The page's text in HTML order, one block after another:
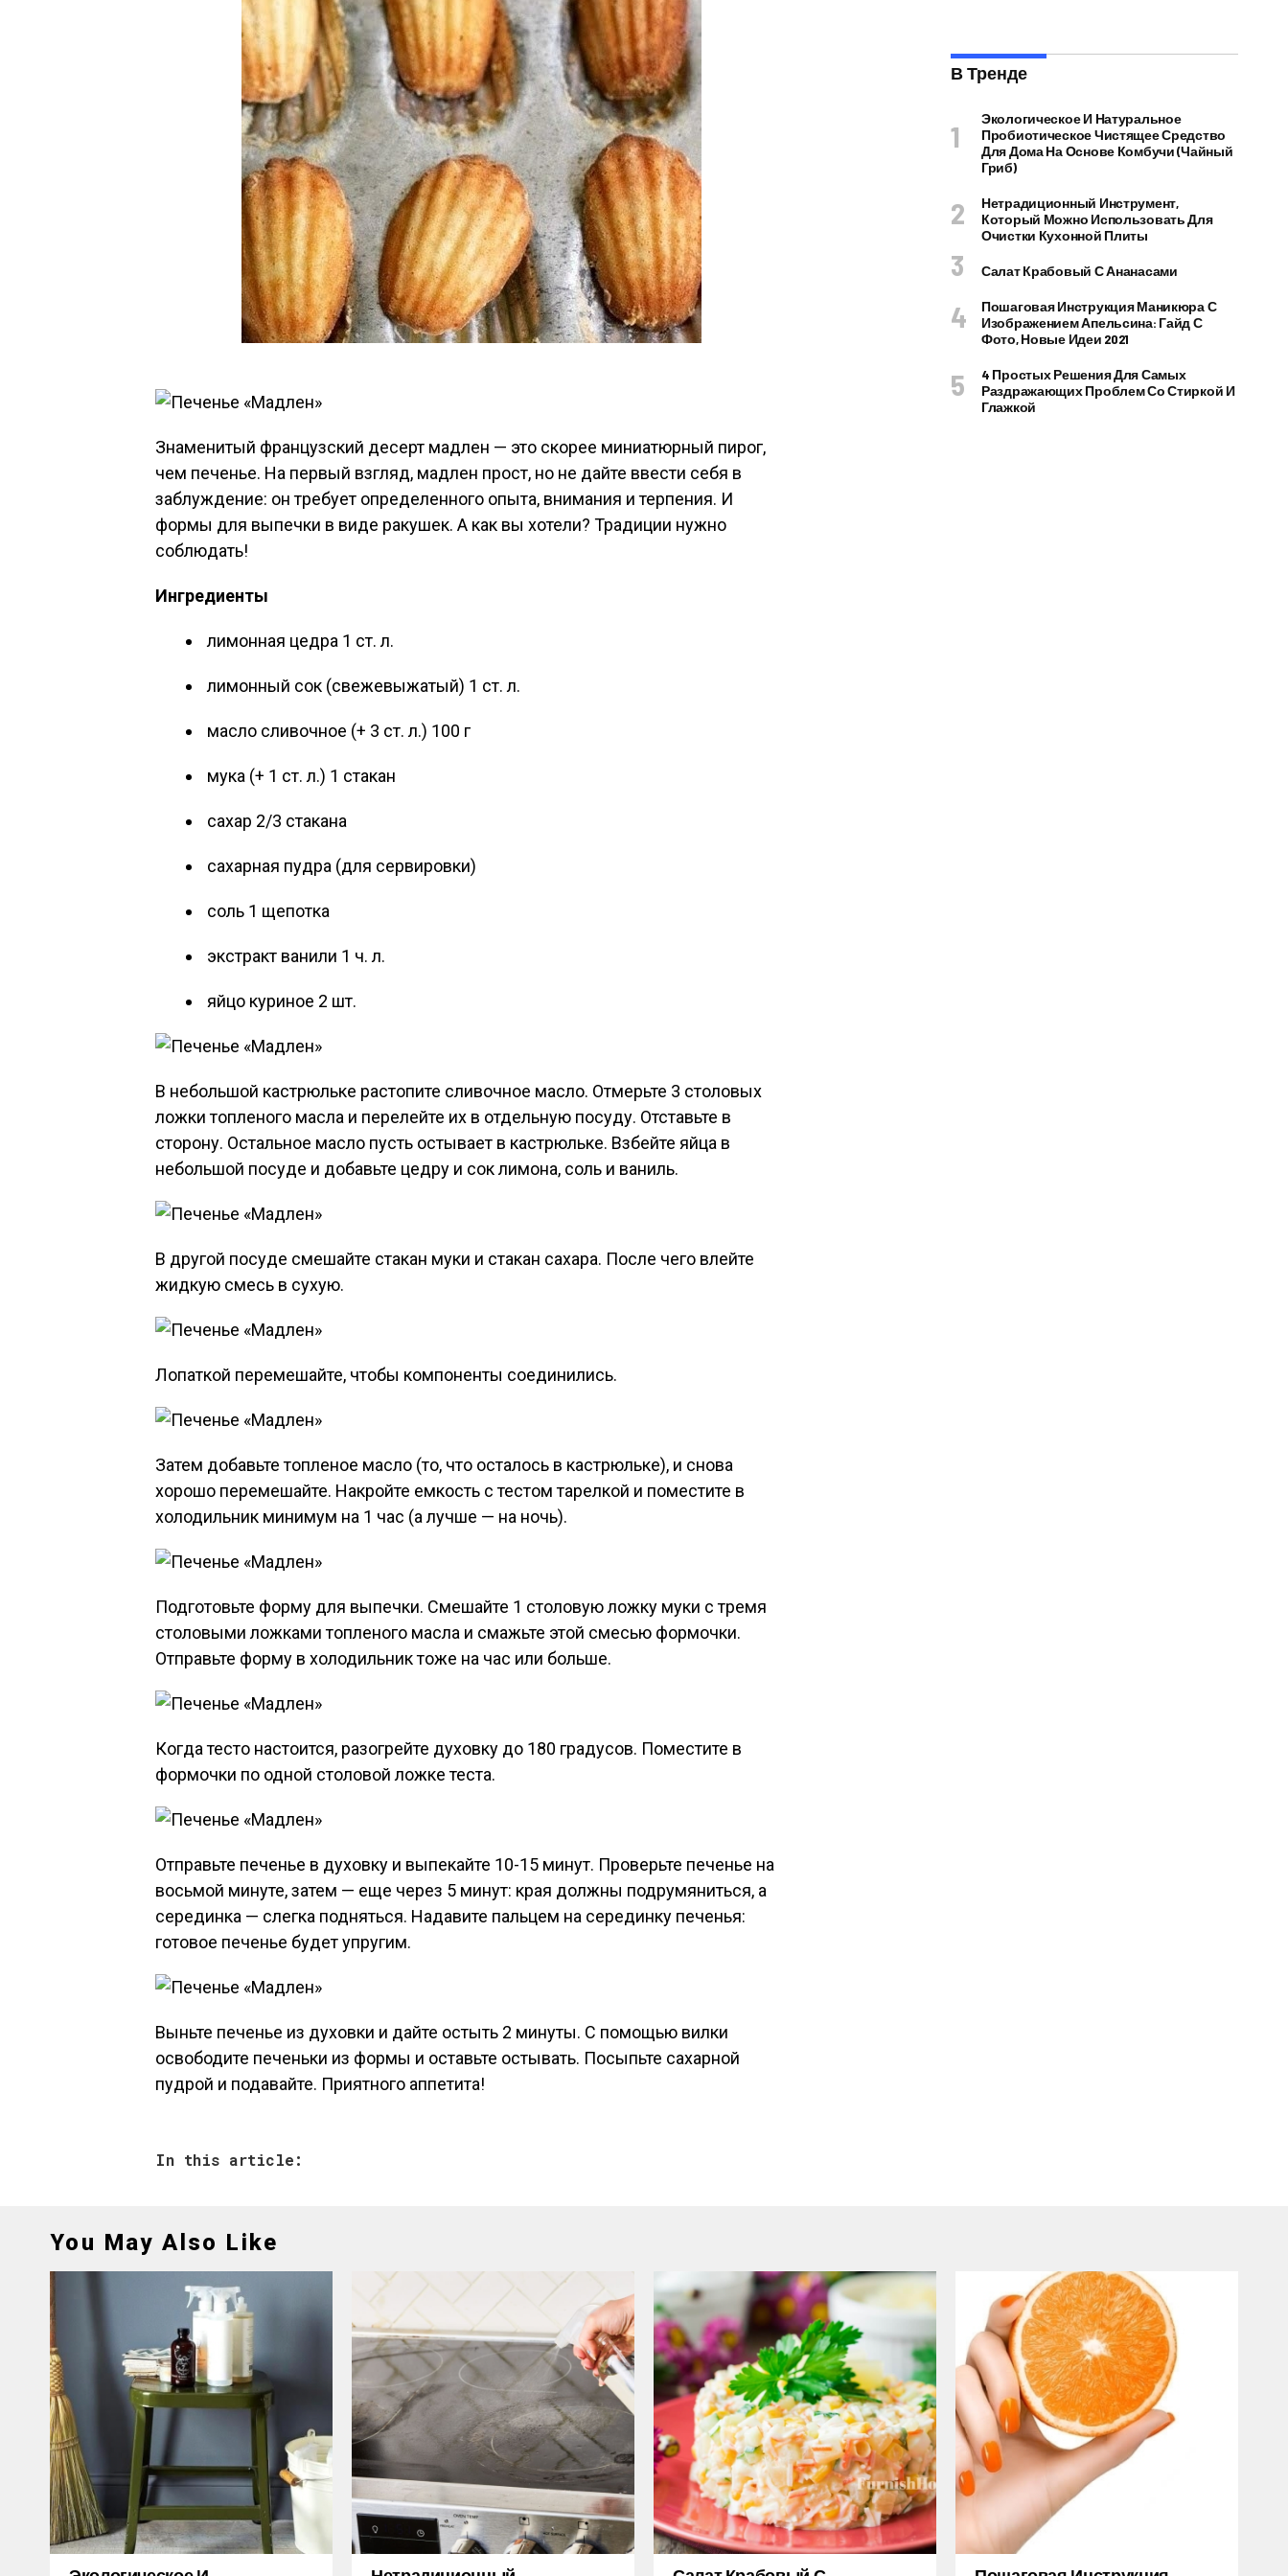
Знаменитый французский десерт мадлен — это скорее миниатюрный пирог,
чем печенье. На первый взгляд, мадлен прост, но не дайте ввести себя в
заблуждение: он требует определенного опыта, внимания и терпения. И
формы для выпечки в виде ракушек. А как вы хотели? Традиции нужно
соблюдать!
Ингредиенты
лимонная цедра 1 ст. л.
лимонный сок (свежевыжатый) 1 ст. л.
масло сливочное (+ 3 ст. л.) 100 г
мука (+ 1 ст. л.) 1 стакан
сахар 2/3 стакана
сахарная пудра (для сервировки)
соль 1 щепотка
экстракт ванили 1 ч. л.
яйцо куриное 2 шт.
В небольшой кастрюльке растопите сливочное масло. Отмерьте 3 столовых
ложки топленого масла и перелейте их в отдельную посуду. Отставьте в
сторону. Остальное масло пусть остывает в кастрюльке. Взбейте яйца в
небольшой посуде и добавьте цедру и сок лимона, соль и ваниль.
В другой посуде смешайте стакан муки и стакан сахара. После чего влейте
жидкую смесь в сухую.
Лопаткой перемешайте, чтобы компоненты соединились.
Затем добавьте топленое масло (то, что осталось в кастрюльке), и снова
хорошо перемешайте. Накройте емкость с тестом тарелкой и поместите в
холодильник минимум на 1 час (а лучше — на ночь).
Подготовьте форму для выпечки. Смешайте 1 столовую ложку муки с тремя
столовыми ложками топленого масла и смажьте этой смесью формочки.
Отправьте форму в холодильник тоже на час или больше.
Когда тесто настоится, разогрейте духовку до 180 градусов. Поместите в
формочки по одной столовой ложке теста.
Отправьте печенье в духовку и выпекайте 10-15 минут. Проверьте печенье на
восьмой минуте, затем — еще через 5 минут: края должны подрумяниться, а
серединка — слегка подняться. Надавите пальцем на серединку печенья:
готовое печенье будет упругим.
Выньте печенье из духовки и дайте остыть 2 минуты. С помощью вилки
освободите печеньки из формы и оставьте остывать. Посыпьте сахарной
пудрой и подавайте. Приятного аппетита!
In this article:
В Тренде
Экологическое И Натуральное
Пробиотическое Чистящее Средство
Для Дома На Основе Комбучи (чайный
Гриб)
Нетрадиционный Инструмент,
Который Можно Использовать Для
Очистки Кухонной Плиты
Салат Крабовый С Ананасами
Пошаговая Инструкция Маникюра С
Изображением Апельсина: Гайд С
Фото, Новые Идеи 2021
4 Простых Решения Для Самых
Раздражающих Проблем Со Стиркой И
Глажкой
You May Also Like